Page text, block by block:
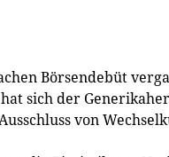
Börsendebüt
sich der
von